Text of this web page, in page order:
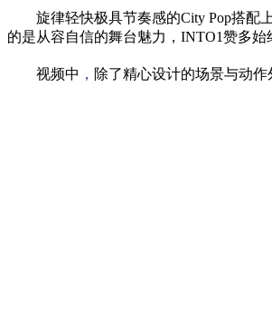
旋律轻快极具节奏感的City Pop搭配
的是从容自信的舞台魅力，INTO1赞多始
视频中 ， 除了精心设计的场景与动